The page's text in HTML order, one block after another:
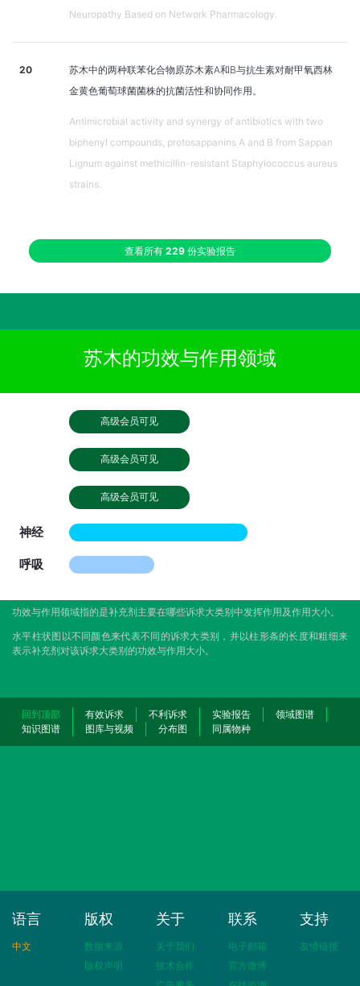
Neuropathy Based on Network Pharmacology.
20
苏木中的两种联苯化合物原苏木素A和B与抗生素对耐甲氧西林
金黄色葡萄球菌菌株的抗菌活性和协同作用。
Antimicrobial activity and synergy of antibiotics with two
biphenyl compounds, protosappanins A and B from Sappan
Lignum against methicillin-resistant Staphylococcus aureus
strains.
查看所有 229 份实验报告
苏木的功效与作用领域
高级会员可见
高级会员可见
高级会员可见
神经
呼吸
功效与作用领域指的是补充剂主要在哪些诉求大类别中发挥作用及作用大小。
水平柱状图以不同颜色来代表不同的诉求大类别，并以柱形条的长度和粗细来
表示补充剂对该诉求大类别的功效与作用大小。
回到顶部 有效诉求 不利诉求 实验报告
领域图谱
知识图谱
图库与视频 分布图 同属物种
语言
中文
版权
数据来源
版权声明
关于
关于我们
技术合作
联系
电子邮箱
官方微博
支持
友情链接